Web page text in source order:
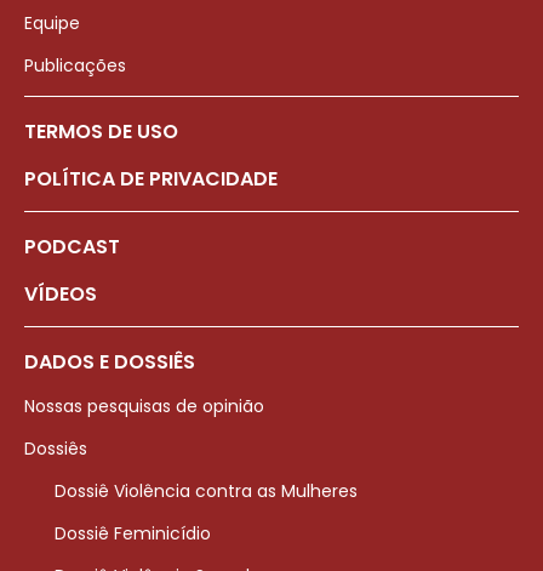
Equipe
Publicações
TERMOS DE USO
POLÍTICA DE PRIVACIDADE
PODCAST
VÍDEOS
DADOS E DOSSIÊS
Nossas pesquisas de opinião
Dossiês
Dossiê Violência contra as Mulheres
Dossiê Feminicídio